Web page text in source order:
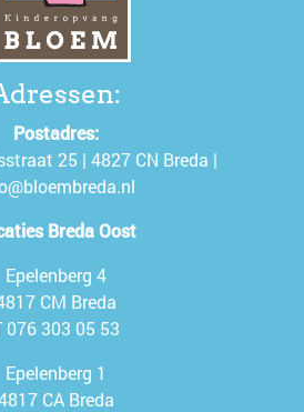
Postadres:
25 | 4827 CN Breda |
Breda Oost
Epelenberg 4
CM Breda
076 303 05 53
Epelenberg 1
CA Breda